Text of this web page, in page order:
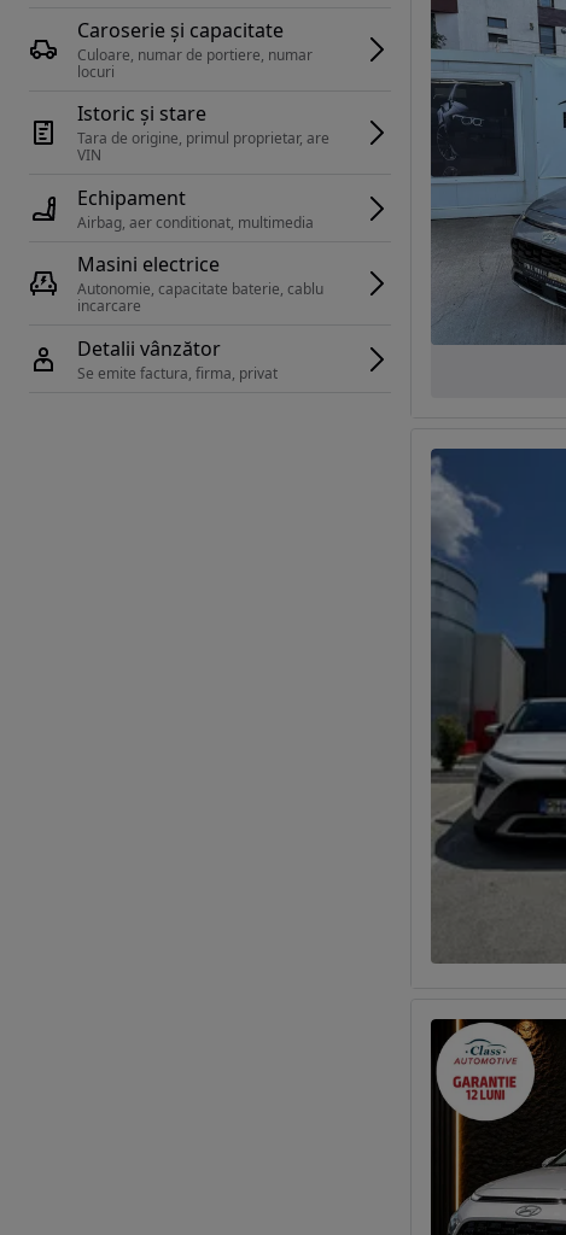
Caroserie și capacitate
Culoare, numar de portiere, numar
locuri
Istoric și stare
Tara de origine, primul proprietar, are
Echipament
Airbag, aer conditionat, multimedia
Masini electrice
Autonomie, capacitate baterie, cablu
Detalii vânzător
Se emite factura, firma, privat